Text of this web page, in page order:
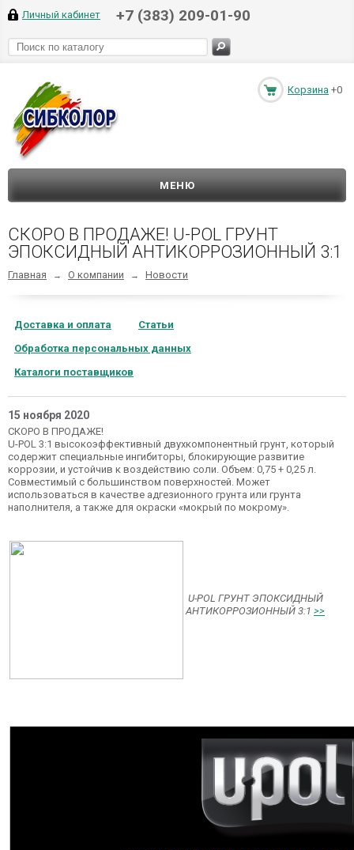
Личный кабинет +7 (383) 209-01-90
Корзина +0
МЕНЮ
СКОРО В ПРОДАЖЕ! U-POL ГРУНТ
ЭПОКСИДНЫЙ АНТИКОРРОЗИОННЫЙ 3:1
Главная → О компании → Новости
Доставка и оплата
Статьи
Обработка персональных данных
Каталоги поставщиков
15 ноября 2020
СКОРО В ПРОДАЖЕ!
U-POL 3:1 высокоэффективный двухкомпонентный грунт, который
содержит специальные ингибиторы, блокирующие развитие
коррозии, и устойчив к воздействию соли. Объем: 0,75 + 0,25 л.
Совместимый с большинством поверхностей. Может
использоваться в качестве адгезионного грунта или грунта
наполнителя, а также для окраски «мокрый по мокрому».
U-POL ГРУНТ ЭПОКСИДНЫЙ
АНТИКОРРОЗИОННЫЙ 3:1 >>